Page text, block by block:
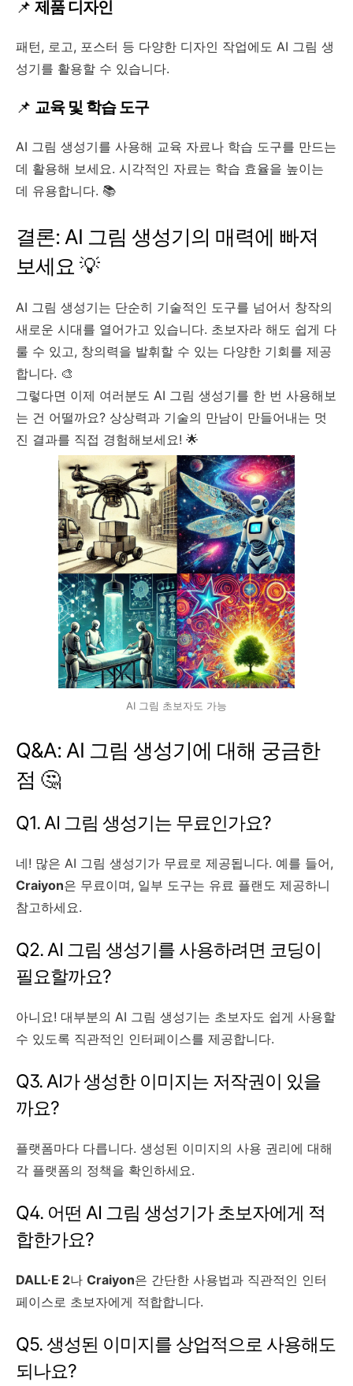
📌 제품 디자인
패턴, 로고, 포스터 등 다양한 디자인 작업에도 AI 그림 생
성기를 활용할 수 있습니다.
📌 교육 및 학습 도구
AI 그림 생성기를 사용해 교육 자료나 학습 도구를 만드는
데 활용해 보세요. 시각적인 자료는 학습 효율을 높이는
데 유용합니다. 📚
결론: AI 그림 생성기의 매력에 빠져
보세요 💡
AI 그림 생성기는 단순히 기술적인 도구를 넘어서 창작의
새로운 시대를 열어가고 있습니다. 초보자라 해도 쉽게 다
룰 수 있고, 창의력을 발휘할 수 있는 다양한 기회를 제공
합니다. 🎨
그렇다면 이제 여러분도 AI 그림 생성기를 한 번 사용해보
는 건 어떨까요? 상상력과 기술의 만남이 만들어내는 멋
진 결과를 직접 경험해보세요! 🌟
AI 그림 초보자도 가능
Q&A: AI 그림 생성기에 대해 궁금한
점 🤔
Q1. AI 그림 생성기는 무료인가요?
네! 많은 AI 그림 생성기가 무료로 제공됩니다. 예를 들어,
Craiyon은 무료이며, 일부 도구는 유료 플랜도 제공하니
참고하세요.
Q2. AI 그림 생성기를 사용하려면 코딩이
필요할까요?
아니요! 대부분의 AI 그림 생성기는 초보자도 쉽게 사용할
수 있도록 직관적인 인터페이스를 제공합니다.
Q3. AI가 생성한 이미지는 저작권이 있을
까요?
플랫폼마다 다릅니다. 생성된 이미지의 사용 권리에 대해
각 플랫폼의 정책을 확인하세요.
Q4. 어떤 AI 그림 생성기가 초보자에게 적
합한가요?
DALL·E 2나 Craiyon은 간단한 사용법과 직관적인 인터
페이스로 초보자에게 적합합니다.
Q5. 생성된 이미지를 상업적으로 사용해도
되나요?